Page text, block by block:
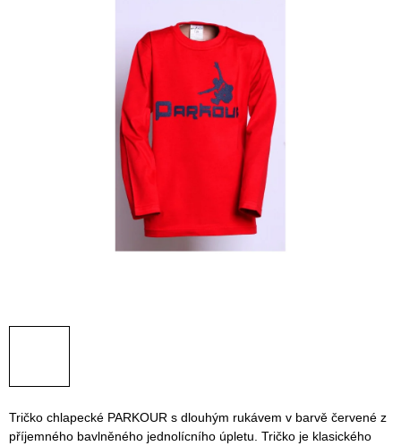
Tričko chlapecké PARKOUR s dlouhým rukávem v barvě červené z
příjemného bavlněného jednolícního úpletu. Tričko je klasického